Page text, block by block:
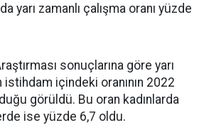
yarı zamanlı çalışma oranı yüzde
sonuçlarına göre yarı
istihdam içindeki oranının 2022
görüldü. Bu oran kadınlarda
ise yüzde 6,7 oldu.